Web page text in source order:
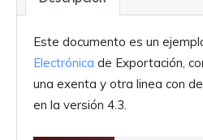
Este documento es un
Electrónica de Exportación,
una exenta y otra linea con
en la versión 4.3.